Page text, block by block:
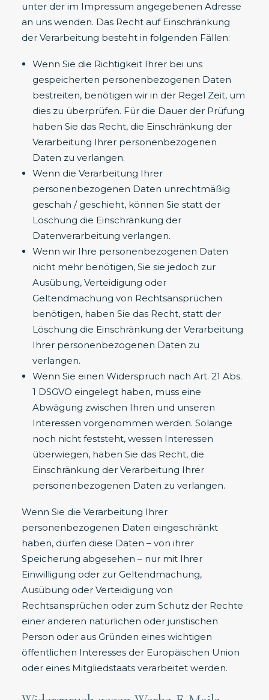
unter der im Impressum angegebenen Adresse
an uns wenden. Das Recht auf Einschränkung
der Verarbeitung besteht in folgenden Fällen:
Wenn Sie die Richtigkeit Ihrer bei uns
gespeicherten personenbezogenen Daten
bestreiten, benötigen wir in der Regel Zeit, um
dies zu überprüfen. Für die Dauer der Prüfung
haben Sie das Recht, die Einschränkung der
Verarbeitung Ihrer personenbezogenen
Daten zu verlangen.
Wenn die Verarbeitung Ihrer
personenbezogenen Daten unrechtmäßig
geschah / geschieht, können Sie statt der
Löschung die Einschränkung der
Datenverarbeitung verlangen.
Wenn wir Ihre personenbezogenen Daten
nicht mehr benötigen, Sie sie jedoch zur
Ausübung, Verteidigung oder
Geltendmachung von Rechtsansprüchen
benötigen, haben Sie das Recht, statt der
Löschung die Einschränkung der Verarbeitung
Ihrer personenbezogenen Daten zu
verlangen.
Wenn Sie einen Widerspruch nach Art. 21 Abs.
1 DSGVO eingelegt haben, muss eine
Abwägung zwischen Ihren und unseren
Interessen vorgenommen werden. Solange
noch nicht feststeht, wessen Interessen
überwiegen, haben Sie das Recht, die
Einschränkung der Verarbeitung Ihrer
personenbezogenen Daten zu verlangen.
Wenn Sie die Verarbeitung Ihrer
personenbezogenen Daten eingeschränkt
haben, dürfen diese Daten – von ihrer
Speicherung abgesehen – nur mit Ihrer
Einwilligung oder zur Geltendmachung,
Ausübung oder Verteidigung von
Rechtsansprüchen oder zum Schutz der Rechte
einer anderen natürlichen oder juristischen
Person oder aus Gründen eines wichtigen
öffentlichen Interesses der Europäischen Union
oder eines Mitgliedstaats verarbeitet werden.